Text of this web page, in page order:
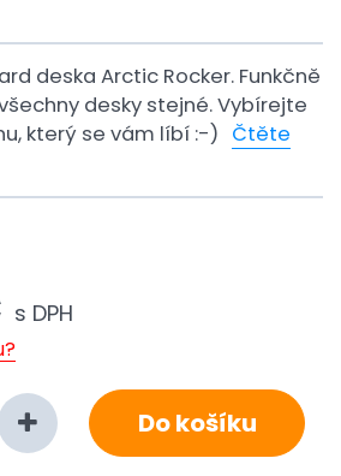
deska Arctic Rocker. Funkčně
desky stejné. Vybírejte
který se vám líbí :-) Čtěte
s DPH
Do košíku